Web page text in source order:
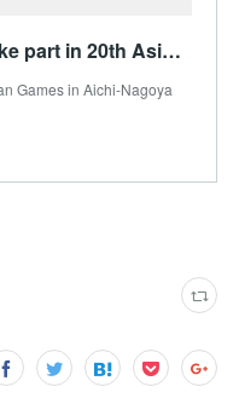
OCA » North Korea set to take part in 20th Asian Games in Aichi-Nagoya next year
Games in Aichi-Nagoya